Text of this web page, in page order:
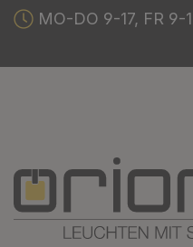
MO-DO 9-17, FR 9-